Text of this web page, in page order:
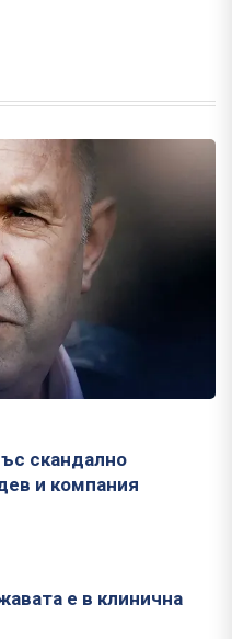
скандално
и компания
е в клинична